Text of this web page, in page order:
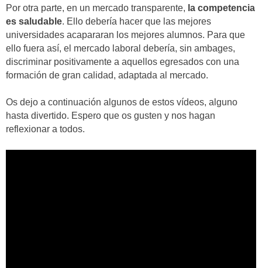
Por otra parte, en un mercado transparente, la competencia
es saludable. Ello debería hacer que las mejores
universidades acapararan los mejores alumnos. Para que
ello fuera así, el mercado laboral debería, sin ambages,
discriminar positivamente a aquellos egresados con una
formación de gran calidad, adaptada al mercado.
Os dejo a continuación algunos de estos vídeos, alguno
hasta divertido. Espero que os gusten y nos hagan
reflexionar a todos.